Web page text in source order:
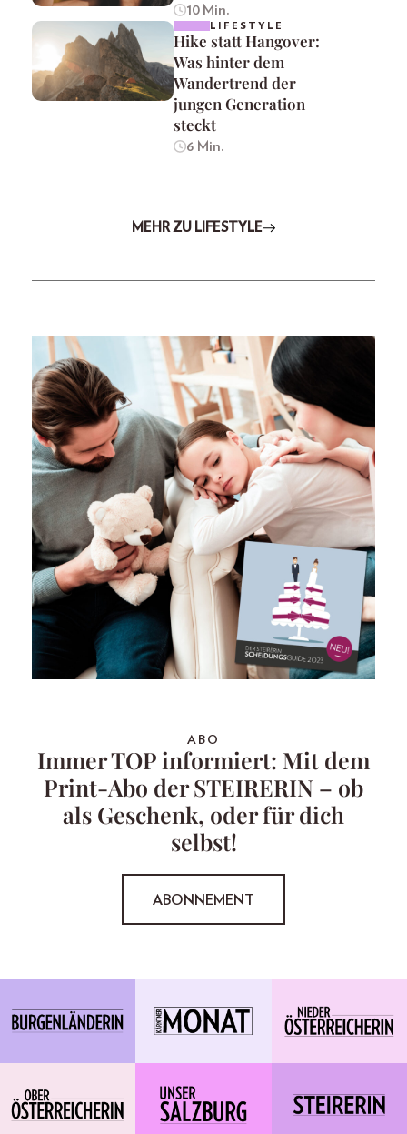
10 Min.
LIFESTYLE
Hike statt Hangover:
Was hinter dem
Wandertrend der
jungen Generation
steckt
6 Min.
MEHR ZU LIFESTYLE
ABO
Immer TOP informiert: Mit dem
Print-Abo der STEIRERIN – ob
als Geschenk, oder für dich
selbst!
ABONNEMENT